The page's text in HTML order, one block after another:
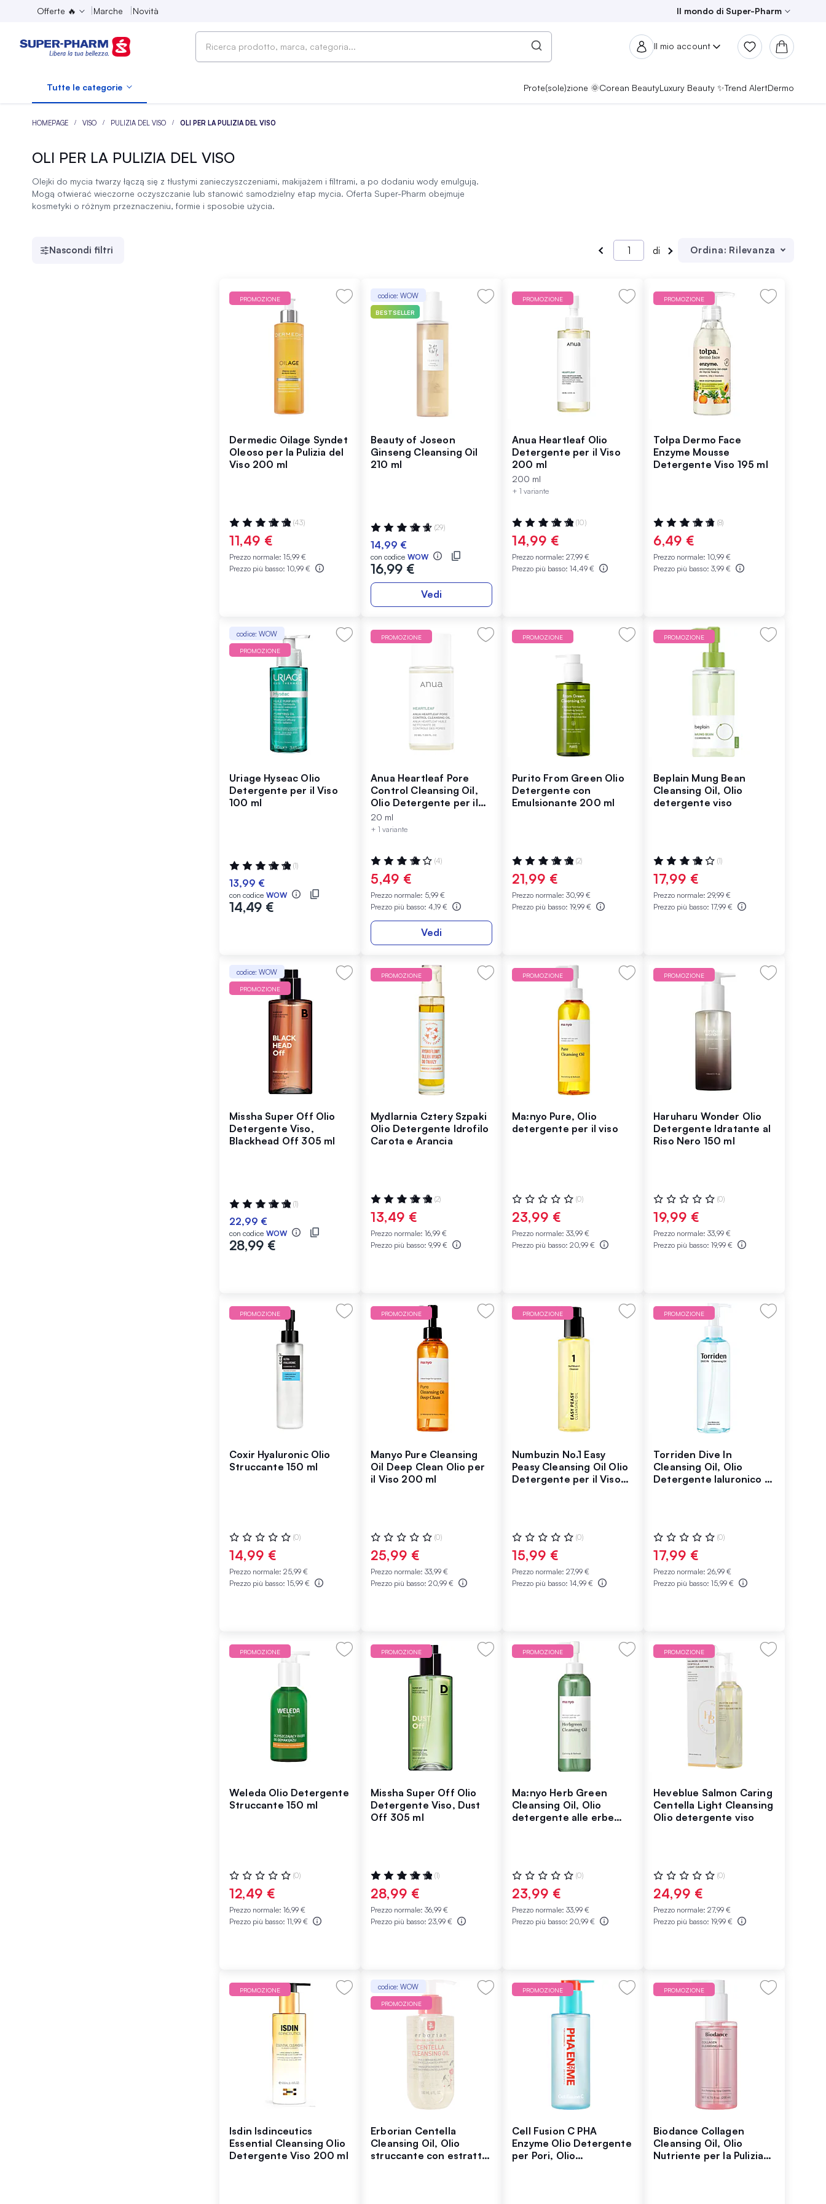
Offerte 🔥 Marche Novità Il mondo di Super-Pharm
Il mio account
Tutte le categorie Prote(sole)zione 🌞Corean BeautyLuxury Beauty ✨Trend AlertDermo
HOMEPAGE VISO PULIZIA DEL VISO OLI PER LA PULIZIA DEL VISO
OLI PER LA PULIZIA DEL VISO
Olejki do mycia twarzy łączą się z tłustymi zanieczyszczeniami, makijażem i filtrami, a po dodaniu wody emulgują.
Mogą otwierać wieczorne oczyszczanie lub stanowić samodzielny etap mycia. Oferta Super-Pharm obejmuje
kosmetyki o różnym przeznaczeniu, formie i sposobie użycia.
Nascondi filtri di Ordina: Rilevanza
PROMOZIONE
Dermedic Oilage Syndet
Oleoso per la Pulizia del
Viso 200 ml
Valutazione:
100%
(43)
11,49 €
Prezzo normale: 15,99 €
Prezzo più basso: 10,99 €
codice: WOW
BESTSELLER
Beauty of Joseon
Ginseng Cleansing Oil
210 ml
Valutazione:
95%
(29)
14,99 €
con codice WOW
16,99 €
Vedi
PROMOZIONE
Anua Heartleaf Olio
Detergente per il Viso
200 ml
200 ml
+ 1 variante
Valutazione:
100%
(10)
14,99 €
Prezzo normale: 27,99 €
Prezzo più basso: 14,49 €
PROMOZIONE
Tołpa Dermo Face
Enzyme Mousse
Detergente Viso 195 ml
Valutazione:
98%
(8)
6,49 €
Prezzo normale: 10,99 €
Prezzo più basso: 3,99 €
codice: WOW
PROMOZIONE
Uriage Hyseac Olio
Detergente per il Viso
100 ml
Valutazione:
100%
(1)
13,99 €
con codice WOW
14,49 €
PROMOZIONE
Anua Heartleaf Pore
Control Cleansing Oil,
Olio Detergente per il
Viso, 20 ml
20 ml
+ 1 variante
Valutazione:
85%
(4)
5,49 €
Prezzo normale: 5,99 €
Prezzo più basso: 4,19 €
Vedi
PROMOZIONE
Purito From Green Olio
Detergente con
Emulsionante 200 ml
Valutazione:
100%
(2)
21,99 €
Prezzo normale: 30,99 €
Prezzo più basso: 19,99 €
PROMOZIONE
Beplain Mung Bean
Cleansing Oil, Olio
detergente viso
Valutazione:
80%
(1)
17,99 €
Prezzo normale: 29,99 €
Prezzo più basso: 17,99 €
codice: WOW
PROMOZIONE
Missha Super Off Olio
Detergente Viso,
Blackhead Off 305 ml
Valutazione:
100%
(1)
22,99 €
con codice WOW
28,99 €
PROMOZIONE
Mydlarnia Cztery Szpaki
Olio Detergente Idrofilo
Carota e Arancia
Valutazione:
100%
(2)
13,49 €
Prezzo normale: 16,99 €
Prezzo più basso: 9,99 €
PROMOZIONE
Ma:nyo Pure, Olio
detergente per il viso
Valutazione:
0%
(0)
23,99 €
Prezzo normale: 33,99 €
Prezzo più basso: 20,99 €
PROMOZIONE
Haruharu Wonder Olio
Detergente Idratante al
Riso Nero 150 ml
Valutazione:
0%
(0)
19,99 €
Prezzo normale: 33,99 €
Prezzo più basso: 19,99 €
PROMOZIONE
Coxir Hyaluronic Olio
Struccante 150 ml
Valutazione:
0%
(0)
14,99 €
Prezzo normale: 25,99 €
Prezzo più basso: 15,99 €
PROMOZIONE
Manyo Pure Cleansing
Oil Deep Clean Olio per
il Viso 200 ml
Valutazione:
0%
(0)
25,99 €
Prezzo normale: 33,99 €
Prezzo più basso: 20,99 €
PROMOZIONE
Numbuzin No.1 Easy
Peasy Cleansing Oil Olio
Detergente per il Viso
Valutazione:
0%
(0)
15,99 €
Prezzo normale: 27,99 €
Prezzo più basso: 14,99 €
PROMOZIONE
Torriden Dive In
Cleansing Oil, Olio
Detergente Ialuronico a
Valutazione:
0%
(0)
17,99 €
Prezzo normale: 26,99 €
Prezzo più basso: 15,99 €
PROMOZIONE
Weleda Olio Detergente
Struccante 150 ml
Valutazione:
0%
(0)
12,49 €
Prezzo normale: 16,99 €
Prezzo più basso: 11,99 €
PROMOZIONE
Missha Super Off Olio
Detergente Viso, Dust
Off 305 ml
Valutazione:
100%
(1)
28,99 €
Prezzo normale: 36,99 €
Prezzo più basso: 23,99 €
PROMOZIONE
Ma:nyo Herb Green
Cleansing Oil, Olio
detergente alle erbe
Valutazione:
0%
(0)
23,99 €
Prezzo normale: 33,99 €
Prezzo più basso: 20,99 €
PROMOZIONE
Heveblue Salmon Caring
Centella Light Cleansing
Olio detergente viso
Valutazione:
0%
(0)
24,99 €
Prezzo normale: 27,99 €
Prezzo più basso: 19,99 €
PROMOZIONE
Isdin Isdinceutics
Essential Cleansing Olio
Detergente Viso 200 ml
codice: WOW
PROMOZIONE
Erborian Centella
Cleansing Oil, Olio
struccante con estratto
PROMOZIONE
Cell Fusion C PHA
Enzyme Olio Detergente
per Pori, Olio
PROMOZIONE
Biodance Collagen
Cleansing Oil, Olio
Nutriente per la Pulizia